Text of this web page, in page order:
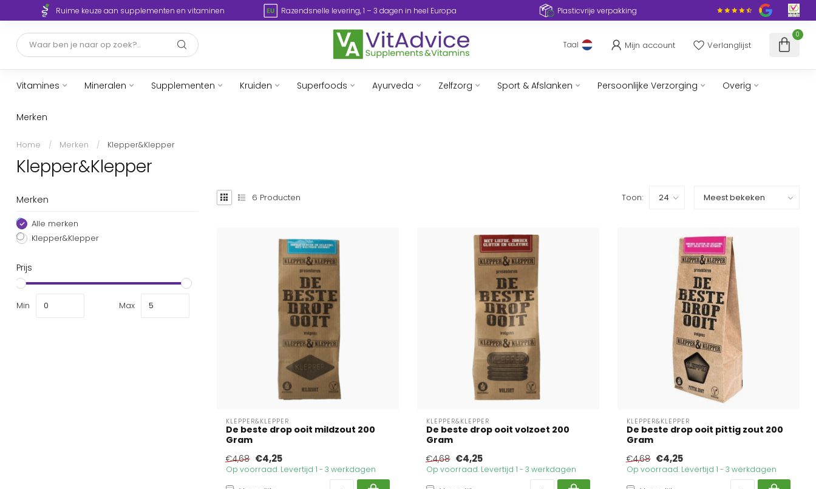
Ruime keuze aan supplementen en vitaminen Razendsnelle levering, 1 – 3 dagen in heel Europa Plasticvrije verpakking
Taal Mijn account Verlanglijst
0
Vitamines Mineralen Supplementen Kruiden Superfoods Ayurveda Zelfzorg Sport & Afslanken Persoonlijke Verzorging Overig
Merken
Home / Merken / Klepper&Klepper
Klepper&Klepper
Merken
Alle merken
Klepper&Klepper
Prijs
Min Max
6 Producten Toon:
KLEPPER&KLEPPER
De beste drop ooit mildzout 200
Gram
€4,68 €4,25
Op voorraad. Levertijd 1 - 3 werkdagen
KLEPPER&KLEPPER
De beste drop ooit volzoet 200
Gram
€4,68 €4,25
Op voorraad. Levertijd 1 - 3 werkdagen
KLEPPER&KLEPPER
De beste drop ooit pittig zout 200
Gram
€4,68 €4,25
Op voorraad. Levertijd 1 - 3 werkdagen